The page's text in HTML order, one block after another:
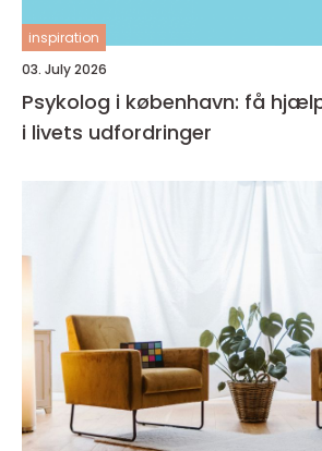
inspiration
03. July 2026
Psykolog i københavn: få
i livets udfordringer